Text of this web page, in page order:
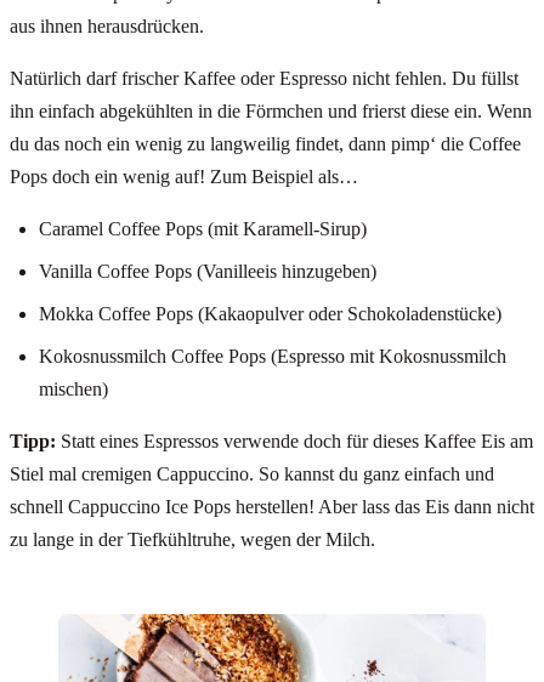
aus ihnen herausdrücken.
Natürlich darf frischer Kaffee oder Espresso nicht fehlen. Du füllst
ihn einfach abgekühlten in die Förmchen und frierst diese ein. Wenn
du das noch ein wenig zu langweilig findet, dann pimp‘ die Coffee
Pops doch ein wenig auf! Zum Beispiel als…
Caramel Coffee Pops (mit Karamell-Sirup)
Vanilla Coffee Pops (Vanilleeis hinzugeben)
Mokka Coffee Pops (Kakaopulver oder Schokoladenstücke)
Kokosnussmilch Coffee Pops (Espresso mit Kokosnussmilch
mischen)
Tipp: Statt eines Espressos verwende doch für dieses Kaffee Eis am
Stiel mal cremigen Cappuccino. So kannst du ganz einfach und
schnell Cappuccino Ice Pops herstellen! Aber lass das Eis dann nicht
zu lange in der Tiefkühltruhe, wegen der Milch.